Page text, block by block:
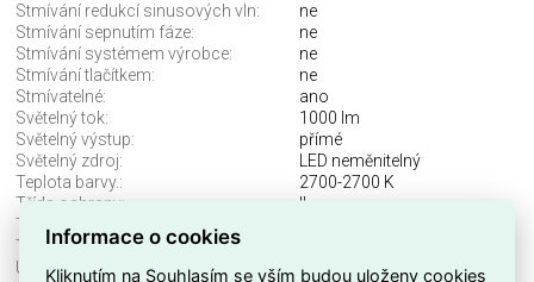
Stmívání redukcí sinusových vln:
ne
Stmívání sepnutím fáze:
ne
Stmívání systémem výrobce:
ne
Stmívání tlačítkem:
ne
Stmívatelné:
ano
Světelný tok:
1000 lm
Světelný výstup:
přímé
Světelný zdroj:
LED neměnitelný
Teplota barvy.:
2700-2700 K
Třída ochrany:
II
Typ mřížky:
Typ napětí:
Účinnost svítidla:
42 lm/W
Informace o cookies
Kliknutím na Souhlasím se vším budou uloženy cookies